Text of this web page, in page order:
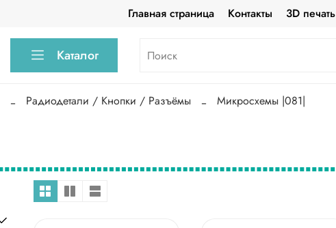
Главная страница Контакты 3D печать
Каталог
Радиодетали / Кнопки / Разъёмы Микросхемы |081|